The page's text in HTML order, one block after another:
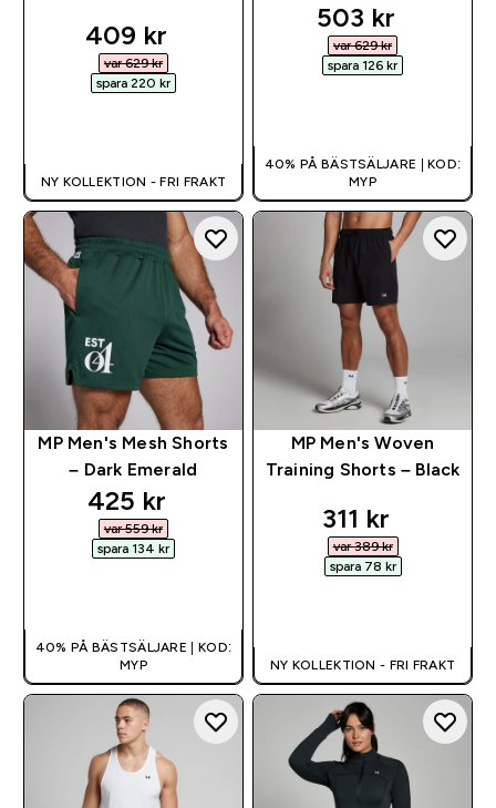
discounted price
409 kr‎
var 629 kr‎
spara 220 kr‎
NY KOLLEKTION - FRI FRAKT
discounted
503 kr‎
var 629 kr‎
spara 126 kr‎
40% PÅ BÄSTSÄLJARE | KOD:
MYP
MP Men's Mesh Shorts
– Dark Emerald
discounted price
425 kr‎
var 559 kr‎
spara 134 kr‎
40% PÅ BÄSTSÄLJARE | KOD:
MYP
MP Men's Woven
Training Shorts – Black
discounted
311 kr‎
var 389 kr‎
spara 78 kr‎
NY KOLLEKTION - FRI FRAKT